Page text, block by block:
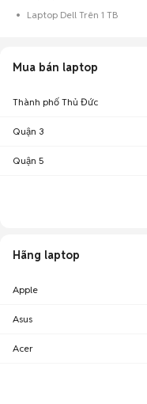
Laptop Dell Trên 1 TB
Mua bán laptop
Thành phố Thủ Đức
Quận 3
Quận 5
Hãng laptop
Apple
Asus
Acer